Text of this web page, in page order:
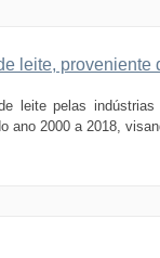
leite,
leite pelas
ano 2000 a 2018,